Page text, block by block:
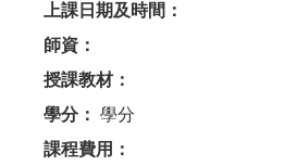
上課日期及時間：
師資：
授課教材：
學分： 學分
課程費用：